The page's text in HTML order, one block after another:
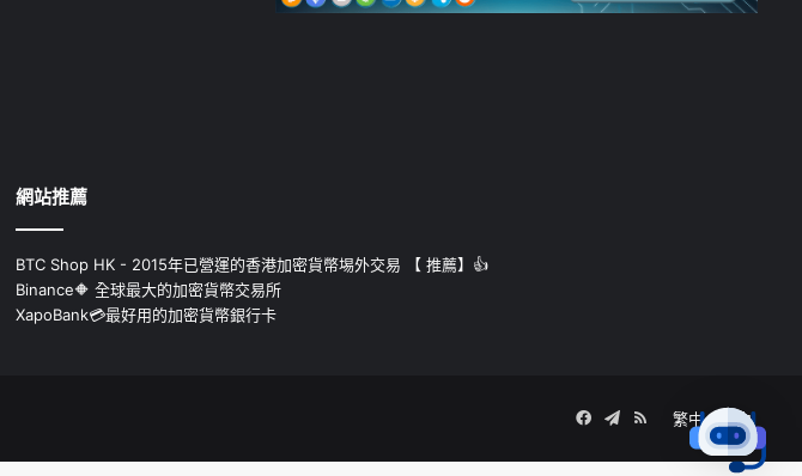
網站推薦
BTC Shop HK - 2015年已營運的香港加密貨幣埸外交易 【 推薦】👍
Binance🔶 全球最大的加密貨幣交易所
XapoBank💳最好用的加密貨幣銀行卡
繁中 簡中
Facebook
Telegram
RSS